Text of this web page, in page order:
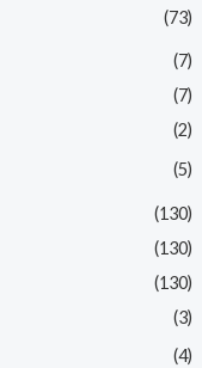
(73)
(7)
(7)
(2)
(5)
(130)
(130)
(130)
(3)
(4)